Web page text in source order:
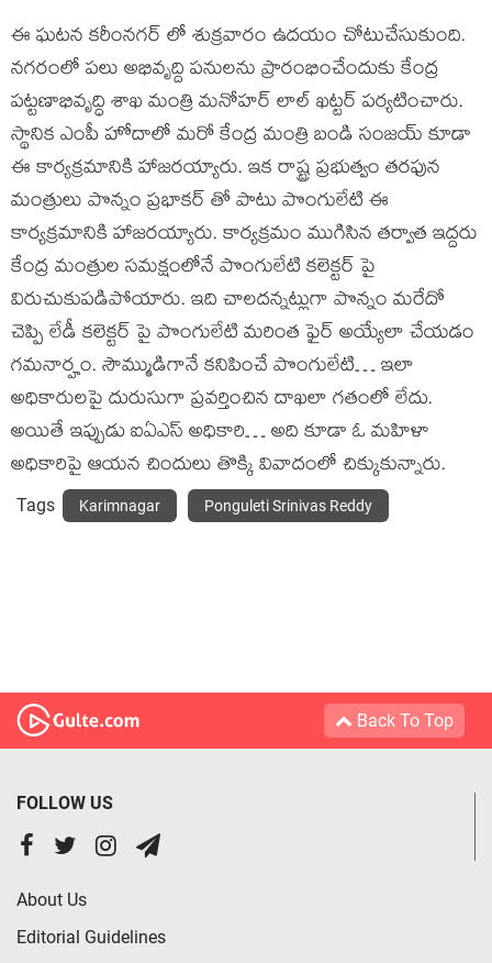
ఈ ఘటన కరీంనగర్ లో శుక్రవారం ఉదయం చోటుచేసుకుంది.
నగరంలో పలు అభివృద్ది పనులను ప్రారంభించేందుకు కేంద్ర
పట్టణాభివృద్ధి శాఖ మంత్రి మనోహర్ లాల్ ఖట్టర్ పర్యటించారు.
స్థానిక ఎంపీ హోదాలో మరో కేంద్ర మంత్రి బండి సంజయ్ కూడా
ఈ కార్యక్రమానికి హాజరయ్యారు. ఇక రాష్ట్ర ప్రభుత్వం తరఫున
మంత్రులు పొన్నం ప్రభాకర్ తో పాటు పొంగులేటి ఈ
కార్యక్రమానికి హాజరయ్యారు. కార్యక్రమం ముగిసిన తర్వాత ఇద్దరు
కేంద్ర మంత్రుల సమక్షంలోనే పొంగులేటి కలెక్టర్ పై
విరుచుకుపడిపోయారు. ఇది చాలదన్నట్లుగా పొన్నం మరేదో
చెప్పి లేడీ కలెక్టర్ పై పొంగులేటి మరింత ఫైర్ అయ్యేలా చేయడం
గమనార్హం. సౌమ్ముడిగానే కనిపించే పొంగులేటి… ఇలా
అధికారులపై దురుసుగా ప్రవర్తించిన దాఖలా గతంలో లేదు.
అయితే ఇప్పుడు ఐఏఎస్ అధికారి… అది కూడా ఓ మహిళా
అధికారిపై ఆయన చిందులు తొక్కి వివాదంలో చిక్కుకున్నారు.
Tags Karimnagar Ponguleti Srinivas Reddy
Back To Top
FOLLOW US
About Us
Editorial Guidelines